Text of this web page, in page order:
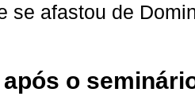
se afastou de
o